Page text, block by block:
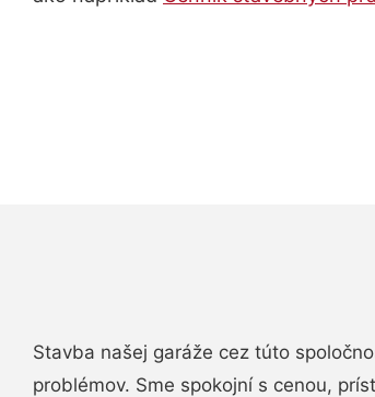
Stavba našej garáže cez túto
problémov. Sme spokojní s cenou,